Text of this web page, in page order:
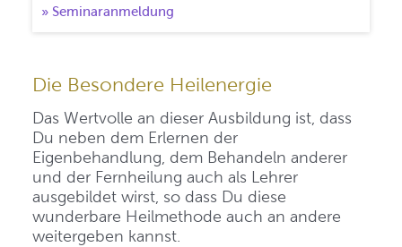
» Seminaranmeldung
Die Besondere Heilenergie
Das Wertvolle an dieser Ausbildung ist, dass
Du neben dem Erlernen der
Eigenbehandlung, dem Behandeln anderer
und der Fernheilung auch als Lehrer
ausgebildet wirst, so dass Du diese
wunderbare Heilmethode auch an andere
weitergeben kannst.